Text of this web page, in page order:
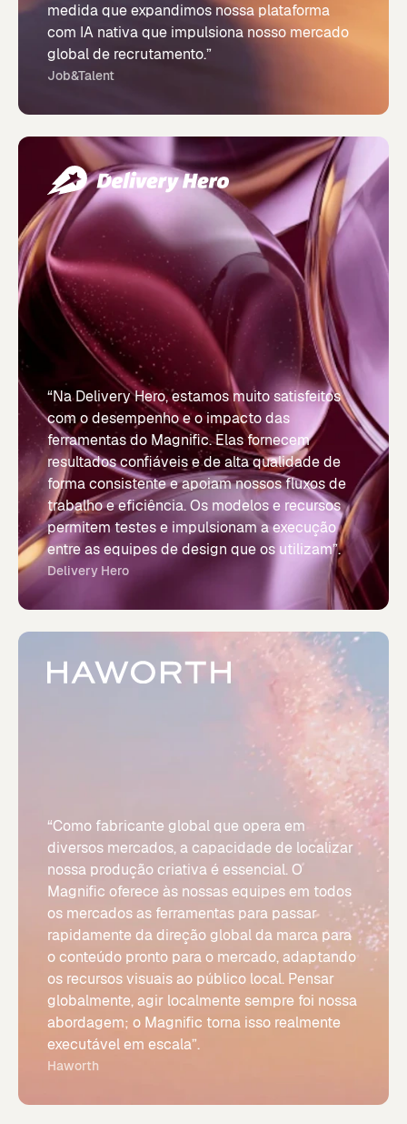
medida que expandimos nossa plataforma
com IA nativa que impulsiona nosso mercado
global de recrutamento.”
Job&Talent
“Na Delivery Hero, estamos muito satisfeitos
com o desempenho e o impacto das
ferramentas do Magnific. Elas fornecem
resultados confiáveis e de alta qualidade de
forma consistente e apoiam nossos fluxos de
trabalho e eficiência. Os modelos e recursos
permitem testes e impulsionam a execução
entre as equipes de design que os utilizam”.
Delivery Hero
“Como fabricante global que opera em
diversos mercados, a capacidade de localizar
nossa produção criativa é essencial. O
Magnific oferece às nossas equipes em todos
os mercados as ferramentas para passar
rapidamente da direção global da marca para
o conteúdo pronto para o mercado, adaptando
os recursos visuais ao público local. Pensar
globalmente, agir localmente sempre foi nossa
abordagem; o Magnific torna isso realmente
executável em escala”.
Haworth